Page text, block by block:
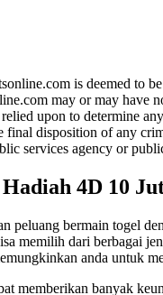
is deemed to
may or may have
upon to determine
disposition of any
services agency or
4D 10
peluang bermain togel
memilih dari berbagai
anda untuk
memberikan banyak